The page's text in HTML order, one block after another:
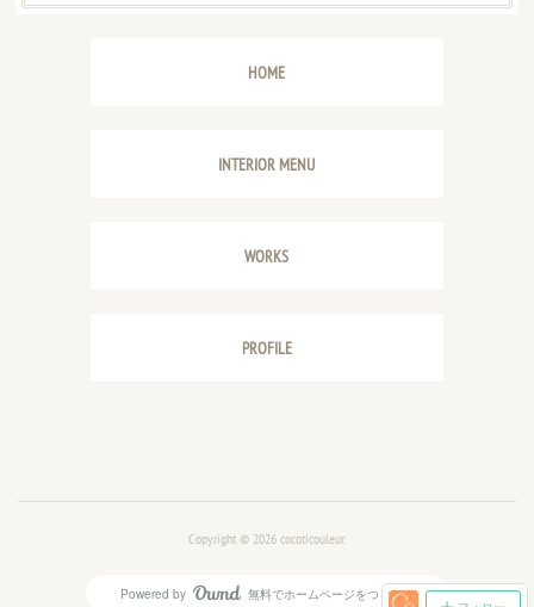
HOME
INTERIOR MENU
WORKS
PROFILE
Copyright © 2026 cocoticouleur.
Powered by AmebaOwnd
無料でホームページをつくろう